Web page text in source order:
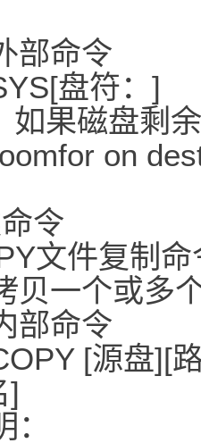
部命令
盘符：]
如果磁盘剩
on
令
文件复制命
贝一个或多
部命令
[源盘][
]